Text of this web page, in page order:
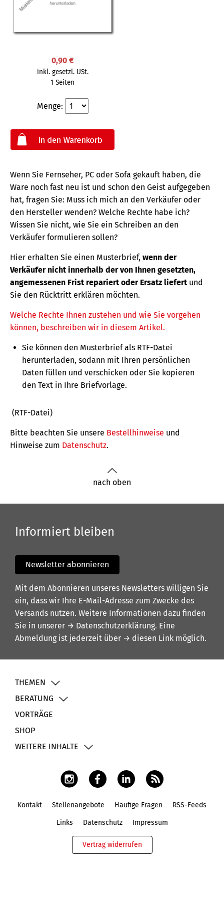
0,90 €
inkl. gesetzl. USt.
1 Seiten
Menge:
Wenn Sie Fernseher, PC oder Sofa gekauft haben, die
Ware noch fast neu ist und schon den Geist aufgegeben
hat, fragen Sie: Muss ich mich an den Verkäufer oder
den Hersteller wenden? Welche Rechte habe ich?
Wissen Sie nicht, wie Sie ein Schreiben an den
Verkäufer formulieren sollen?
Hier erhalten Sie einen Musterbrief, wenn der
Verkäufer nicht innerhalb der von Ihnen gesetzten,
angemessenen Frist repariert oder Ersatz liefert und
Sie den Rücktritt erklären möchten.
Welche Rechte Ihnen zustehen und wie Sie vorgehen
können, beschreiben wir in diesem Artikel.
Sie können den Musterbrief als RTF-Datei
herunterladen, sodann mit Ihren persönlichen
Daten füllen und verschicken oder Sie kopieren
den Text in Ihre Briefvorlage.
(RTF-Datei)
Bitte beachten Sie unsere Bestellhinweise und
Hinweise zum Datenschutz.
nach oben
Informiert bleiben
Newsletter abonnieren
Mit dem Abonnieren unseres Newsletters willigen Sie
ein, dass wir Ihre E-Mail-Adresse zum Zwecke des
Versands nutzen. Weitere Informationen dazu finden
Sie in unserer → Datenschutzerklärung. Eine
Abmeldung ist jederzeit über → diesen Link möglich.
THEMEN
BERATUNG
VORTRÄGE
SHOP
WEITERE INHALTE
Kontakt Stellenangebote Häufige Fragen RSS-Feeds
Links Datenschutz Impressum
Vertrag widerrufen